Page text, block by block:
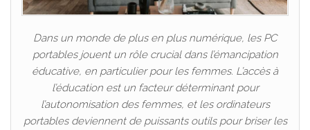
Dans un monde de plus en plus numérique, les PC
portables jouent un rôle crucial dans l’émancipation
éducative, en particulier pour les femmes. L’accès à
l’éducation est un facteur déterminant pour
l’autonomisation des femmes, et les ordinateurs
portables deviennent de puissants outils pour briser les